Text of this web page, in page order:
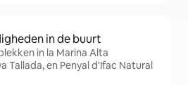
in de buurt
in la Marina Alta
Tallada, en Penyal d'Ifac Natural